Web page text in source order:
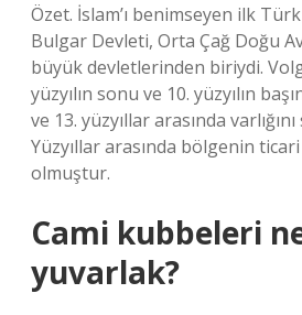
Özet. İslam’ı benimseyen ilk
Bulgar Devleti, Orta Çağ Doğu
büyük devletlerinden biriydi.
yüzyılın sonu ve 10. yüzyılın
ve 13. yüzyıllar arasında
Yüzyıllar arasında bölgenin
olmuştur.
Cami kubbeleri
yuvarlak?